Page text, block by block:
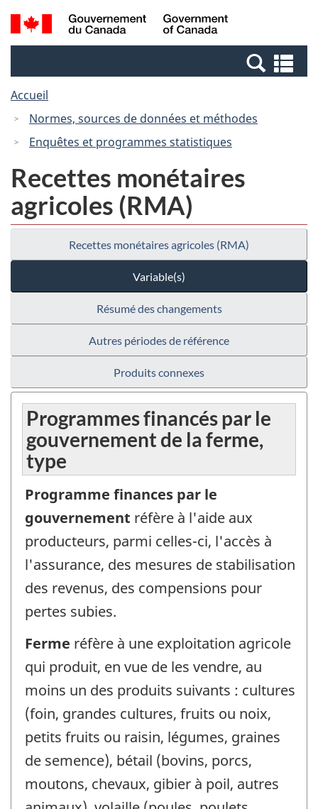
Passer
au
Passer
à
Canada
Recherche
et
et
Accueil
Normes, sources de données et méthodes
Enquêtes et programmes statistiques
Recettes monétaires
agricoles (RMA)
Recettes monétaires agricoles (RMA)
Variable(s)
Résumé des changements
Autres périodes de référence
Produits connexes
Programmes financés par le
gouvernement de la ferme,
type
Programme finances par le
gouvernement réfère à l'aide aux
producteurs, parmi celles-ci, l'accès à
l'assurance, des mesures de stabilisation
des revenus, des compensions pour
pertes subies.
Ferme réfère à une exploitation agricole
qui produit, en vue de les vendre, au
moins un des produits suivants : cultures
(foin, grandes cultures, fruits ou noix,
petits fruits ou raisin, légumes, graines
de semence), bétail (bovins, porcs,
moutons, chevaux, gibier à poil, autres